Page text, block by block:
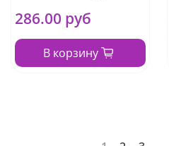
286.00 руб
В корзину